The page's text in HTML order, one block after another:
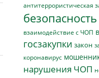
антитеррористическая
безопасность
взаимодействие с ЧОП
госзакупки закон
коронавирус
нарушения ЧОП